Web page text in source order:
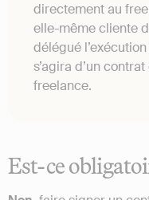
directement au
elle-même cliente
délégué
s’agira d’un
freelance.
Est-ce